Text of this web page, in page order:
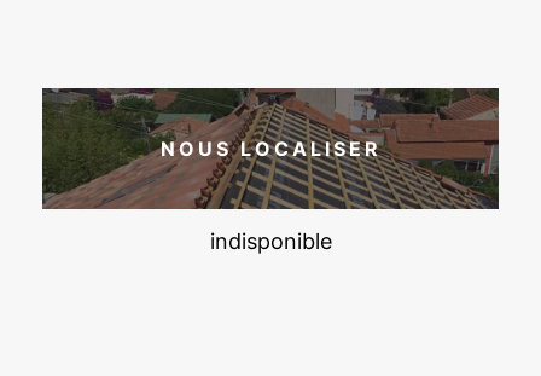
NOUS LOCALISER
indisponible